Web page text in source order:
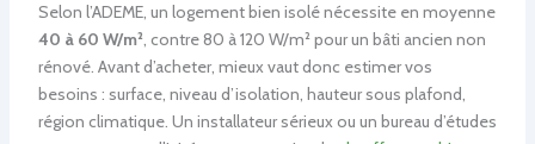
Selon l’ADEME, un logement bien isolé nécessite en moyenne
40 à 60 W/m², contre 80 à 120 W/m² pour un bâti ancien non
rénové. Avant d’acheter, mieux vaut donc estimer vos
besoins : surface, niveau d’isolation, hauteur sous plafond,
région climatique. Un installateur sérieux ou un bureau d’études